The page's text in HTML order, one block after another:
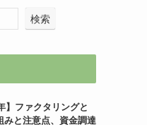
検索
】ファクタリングと
みと注意点、資金調達